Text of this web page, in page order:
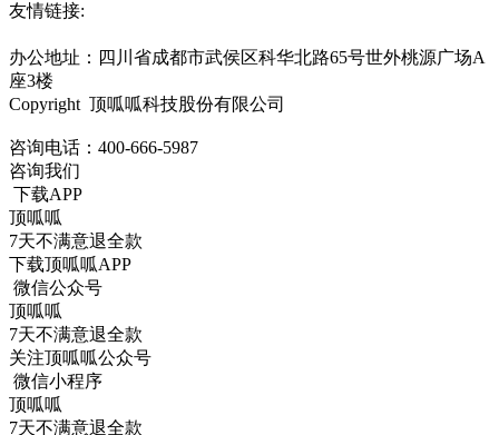
友情链接:
办公地址：四川省成都市武侯区科华北路65号世外桃源广场A
座3楼
Copyright 顶呱呱科技股份有限公司
咨询电话： 400-666-5987
咨询我们
下载APP
顶呱呱
7天不满意退全款
下载顶呱呱APP
微信公众号
顶呱呱
7天不满意退全款
关注顶呱呱公众号
微信小程序
顶呱呱
7天不满意退全款